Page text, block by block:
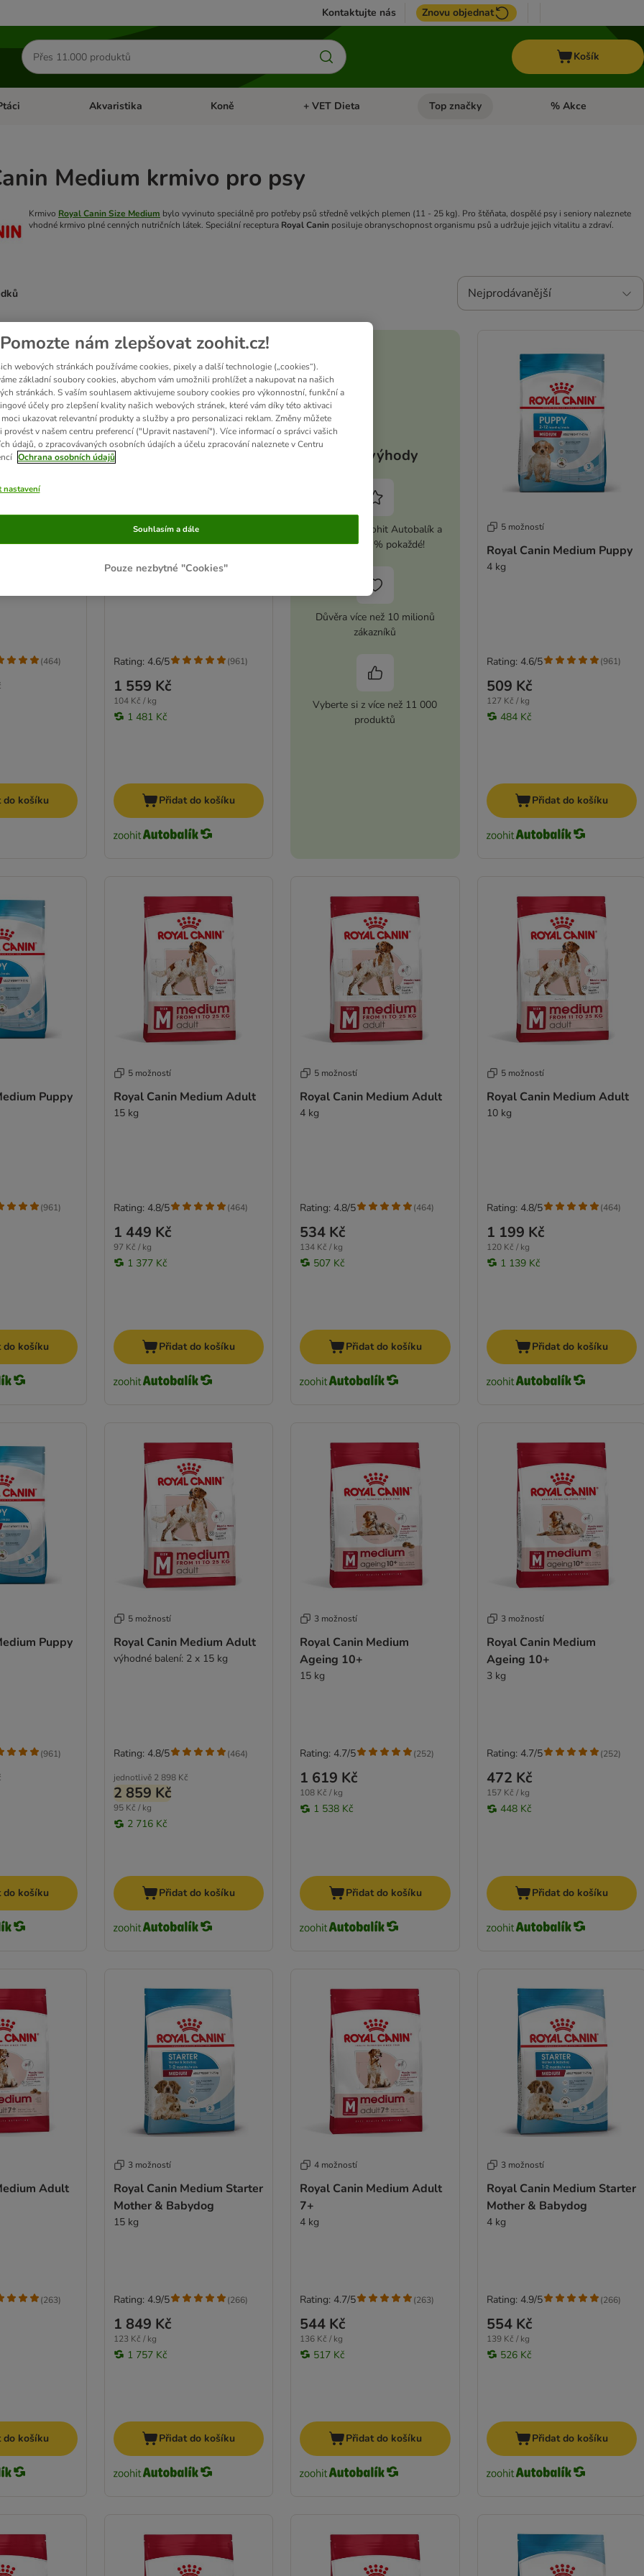
Kontaktujte nás Znovu objednat
Hledat
produkty
Košík
menu: Malá zvířataOtevřít menu: Ptáci
Akvaristika Otevřít menu: Akvaristika
Koně Otevřít menu: Koně
+ VET Dieta Otevřít menu: + VET Dieta
Top značky Otevřít menu: Top
% Akce
Medium krmivo pro psy
Krmivo Royal Canin Size Medium bylo vyvinuto speciálně pro potřeby psů středně velkých plemen (11 - 25 kg). Pro štěňata, dospělé psy i seniory naleznete
vhodné krmivo plné cenných nutričních látek. Speciální receptura Royal Canin posiluje obranyschopnost organismu psů a udržuje jejich vitalitu a zdraví.
Nejprodávanější
been changed
Adult
(464)
do košíku
5 možností
15 kg
1 559 Kč
104 Kč / kg
1 481 Kč
Rating: 4.6/5 (961)
Přidat do košíku
Vaše výhody
Aktivujte si zoohit Autobalík a
ušetřete 5 % pokaždé!
Důvěra více než 10 milionů
zákazníků
Vyberte si z více než 11 000
produktů
5 možností
Royal Canin Medium Puppy
4 kg
509 Kč
127 Kč / kg
484 Kč
Rating: 4.6/5 (961)
Přidat do košíku
Puppy
(961)
do košíku
5 možností
Royal Canin Medium Adult
15 kg
1 449 Kč
97 Kč / kg
1 377 Kč
Rating: 4.8/5 (464)
Přidat do košíku
5 možností
Royal Canin Medium Adult
4 kg
534 Kč
134 Kč / kg
507 Kč
Rating: 4.8/5 (464)
Přidat do košíku
5 možností
Royal Canin Medium Adult
10 kg
1 199 Kč
120 Kč / kg
1 139 Kč
Rating: 4.8/5 (464)
Přidat do košíku
Puppy
(961)
do košíku
5 možností
Royal Canin Medium Adult
výhodné balení: 2 x 15 kg
jednotlivě 2 898 Kč
2 859 Kč
95 Kč / kg
2 716 Kč
Rating: 4.8/5 (464)
Přidat do košíku
3 možností
Royal Canin Medium
Ageing 10+
15 kg
1 619 Kč
108 Kč / kg
1 538 Kč
Rating: 4.7/5 (252)
Přidat do košíku
3 možností
Royal Canin Medium
Ageing 10+
3 kg
472 Kč
157 Kč / kg
448 Kč
Rating: 4.7/5 (252)
Přidat do košíku
Adult
(263)
do košíku
3 možností
Royal Canin Medium Starter
Mother & Babydog
15 kg
1 849 Kč
123 Kč / kg
1 757 Kč
Rating: 4.9/5 (266)
Přidat do košíku
4 možností
Royal Canin Medium Adult
7+
4 kg
544 Kč
136 Kč / kg
517 Kč
Rating: 4.7/5 (263)
Přidat do košíku
3 možností
Royal Canin Medium Starter
Mother & Babydog
4 kg
554 Kč
139 Kč / kg
526 Kč
Rating: 4.9/5 (266)
Přidat do košíku
Pomozte nám zlepšovat zoohit.cz!
webových stránkách používáme cookies, pixely a další technologie („cookies“).
základní soubory cookies, abychom vám umožnili prohlížet a nakupovat na našich
stránkách. S vaším souhlasem aktivujeme soubory cookies pro výkonnostní, funkční a
účely pro zlepšení kvality našich webových stránek, které vám díky této aktivaci
ukazovat relevantní produkty a služby a pro personalizaci reklam. Změny můžete
provést v našem centru preferencí ("Upravit nastavení"). Více informací o správci vašich
údajů, o zpracovávaných osobních údajích a účelu zpracování naleznete v Centru
Ochrana osobních údajů
nastavení
Pouze nezbytné "Cookies"
Souhlasím a dále